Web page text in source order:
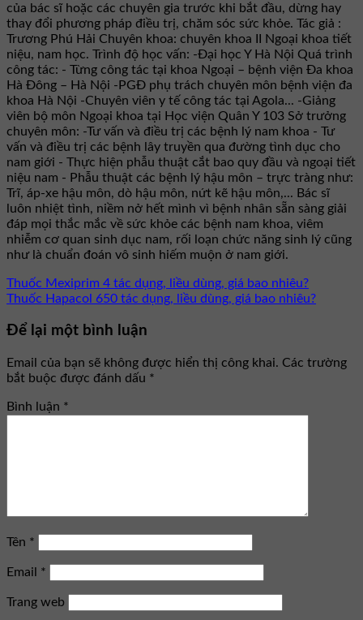
của bác sĩ hoặc các chuyên gia trước khi bắt đầu, dừng hay
thay đổi phương pháp điều trị, chăm sóc sức khỏe. Tác giả :
Trương Phú Hải Chuyên khoa: chuyên khoa II Ngoại khoa tiết
niệu, nam học. Trình độ học vấn: -Đại học Y Hà Nội Quá trình
công tác: - Từng công tác tại khoa Ngoại – bệnh viện Đa khoa
Hà Đông – Hà Nội -PGĐ phụ trách chuyên môn bệnh viện đa
khoa Hà Nội -Chuyên viên y tế công tác tại Agola... -Giảng
viên bộ môn Ngoại khoa tại Học viện Quân Y 103 Sở trưởng
chuyên môn: -Tư vấn và điều trị các bệnh lý nam khoa - Tư
vấn và điều trị các bệnh lây truyền qua đường tình dục cho
nam giới - Thực hiện phẫu thuật cắt bao quy đầu và ngoại tiết
niệu nam - Phẫu thuật các bệnh lý hậu môn – trực tràng như:
Trĩ, áp-xe hậu môn, dò hậu môn, nứt kẽ hậu môn,... Bác sĩ
luôn nhiệt tình, niềm nở hết mình vì bệnh nhân sẵn sàng giải
đáp mọi thắc mắc về sức khỏe các bệnh nam khoa, viêm
nhiễm cơ quan sinh dục nam, rối loạn chức năng sinh lý cũng
như là chuẩn đoán vô sinh hiếm muộn ở nam giới.
Thuốc Mexiprim 4 tác dụng, liều dùng, giá bao nhiêu?
Thuốc Hapacol 650 tác dụng, liều dùng, giá bao nhiêu?
Để lại một bình luận
Email của bạn sẽ không được hiển thị công khai. Các trường
bắt buộc được đánh dấu *
Bình luận *
Tên *
Email *
Trang web